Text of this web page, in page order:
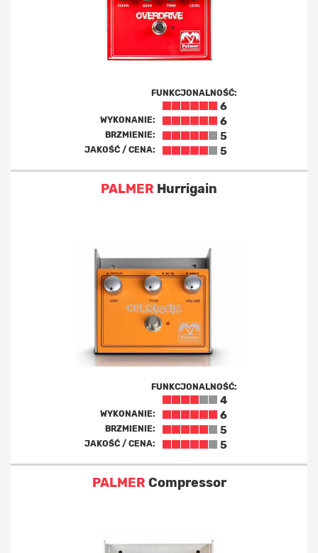
FUNKCJONALNOŚĆ:
6
WYKONANIE: 6
BRZMIENIE: 5
JAKOŚĆ / CENA: 5
PALMER Hurrigain
FUNKCJONALNOŚĆ:
4
WYKONANIE: 6
BRZMIENIE: 5
JAKOŚĆ / CENA: 5
PALMER Compressor